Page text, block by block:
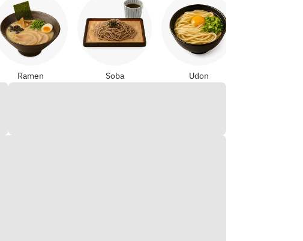
Ramen Soba Udon